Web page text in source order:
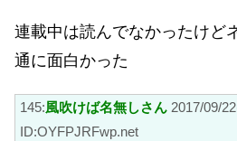
連載中は読んでなかったけど
通に面白かった
145:風吹けば名無しさん 2017/09/
ID:OYFPJRFwp.net